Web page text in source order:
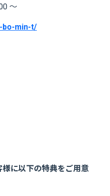
～
bo-min-t/
に以下の特典をご用意